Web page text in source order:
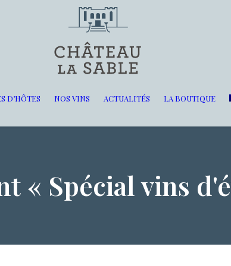
D’HÔTES NOS VINS ACTUALITÉS LA BOUTIQUE
« Spécial vins